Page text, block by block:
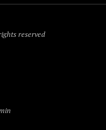
reserved